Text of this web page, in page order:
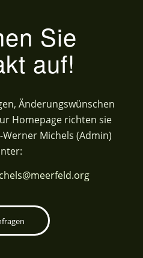
Sie
auf!
Änderungswünschen
Homepage richten sie
Michels (Admin)